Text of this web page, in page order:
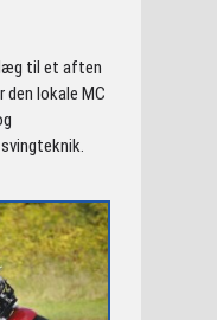
til et aften
den lokale MC